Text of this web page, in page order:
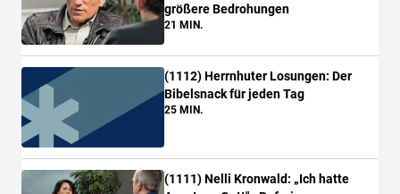
größere Bedrohungen
21 MIN.
(1112)Herrnhuter Losungen: Der
Bibelsnack für jeden Tag
25 MIN.
(1111)Nelli Kronwald: „Ich hatte